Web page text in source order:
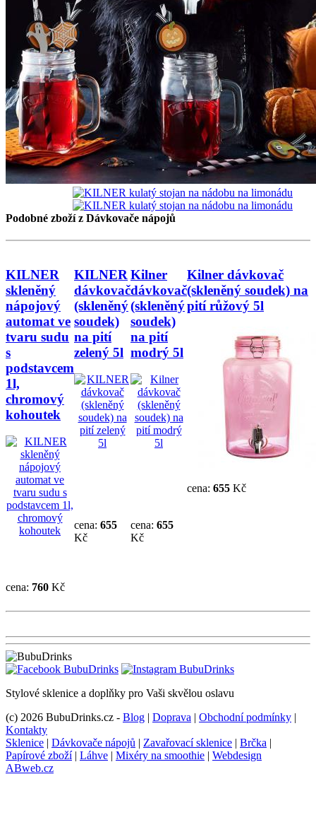
Podobné zboží z Dávkovače nápojů
KILNER
skleněný
nápojový
automat ve
tvaru sudu
s
podstavcem
1l,
chromový
kohoutek
cena: 760 Kč
KILNER
dávkovač
(skleněný
soudek)
na pití
zelený 5l
cena: 655
Kč
Kilner
dávkovač
(skleněný
soudek)
na pití
modrý 5l
cena: 655
Kč
Kilner dávkovač
(skleněný soudek) na
pití růžový 5l
cena: 655 Kč
Stylové sklenice a doplňky pro Vaši skvělou oslavu
(c) 2026 BubuDrinks.cz - Blog | Doprava | Obchodní podmínky |
Kontakty
Sklenice | Dávkovače nápojů | Zavařovací sklenice | Brčka |
Papírové zboží| Láhve | Mixéry na smoothie | Webdesign
ABweb.cz